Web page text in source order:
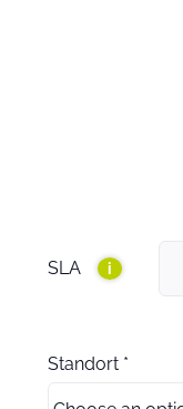
SLA i
Standort *